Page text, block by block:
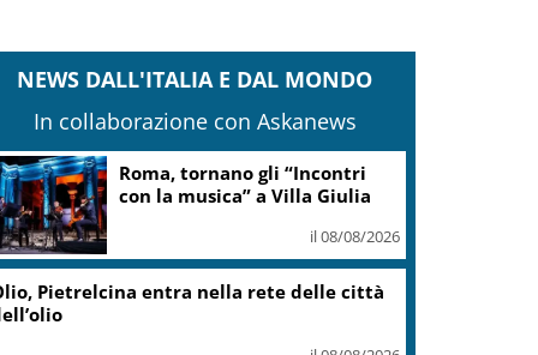
NEWS DALL'ITALIA E DAL MONDO
In collaborazione con Askanews
Roma, tornano gli “Incontri
con la musica” a Villa Giulia
il 08/08/2026
Pietrelcina entra nella rete delle città